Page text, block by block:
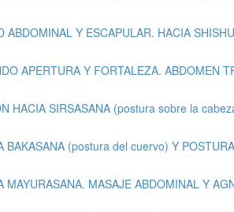
ABDOMINAL Y ESCAPULAR. HACIA
APERTURA Y FORTALEZA. ABDOMEN
HACIA SIRSASANA (postura sobre la
BAKASANA (postura del cuervo) Y
MAYURASANA. MASAJE ABDOMINAL Y